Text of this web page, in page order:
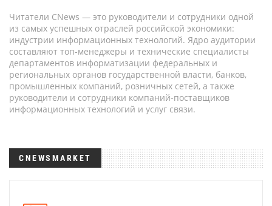
Читатели CNews — это руководители и сотрудники одной
из самых успешных отраслей российской экономики:
индустрии информационных технологий. Ядро аудитории
составляют топ-менеджеры и технические специалисты
департаментов информатизации федеральных и
региональных органов государственной власти, банков,
промышленных компаний, розничных сетей, а также
руководители и сотрудники компаний-поставщиков
информационных технологий и услуг связи.
CNEWSMARKET